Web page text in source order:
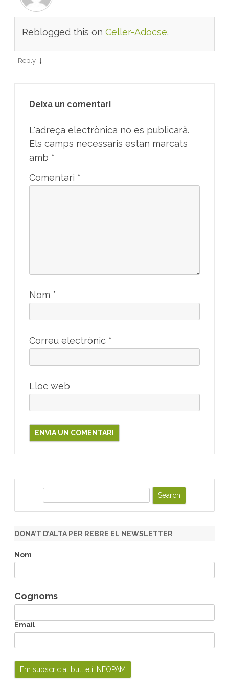
Reblogged this on Celler-Adocse.
Reply ↓
Deixa un comentari
L'adreça electrònica no es publicarà.
Els camps necessaris estan marcats
amb *
Comentari *
Nom *
Correu electrònic *
Lloc web
r
h
DONA’T D’ALTA PER REBRE EL NEWSLETTER
Nom
Cognoms
Email